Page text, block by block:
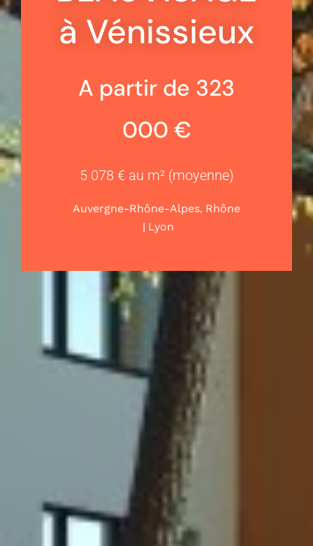
à Vénissieux
A partir de 323
000 €
5 078 € au m² (moyenne)
Auvergne-Rhône-Alpes, Rhône
| Lyon